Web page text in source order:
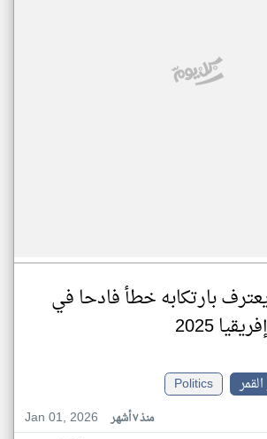
بارتكابه خطأ فادحا في
2025
Politics
Jan 01, 2026
منذ ٧ أشهر